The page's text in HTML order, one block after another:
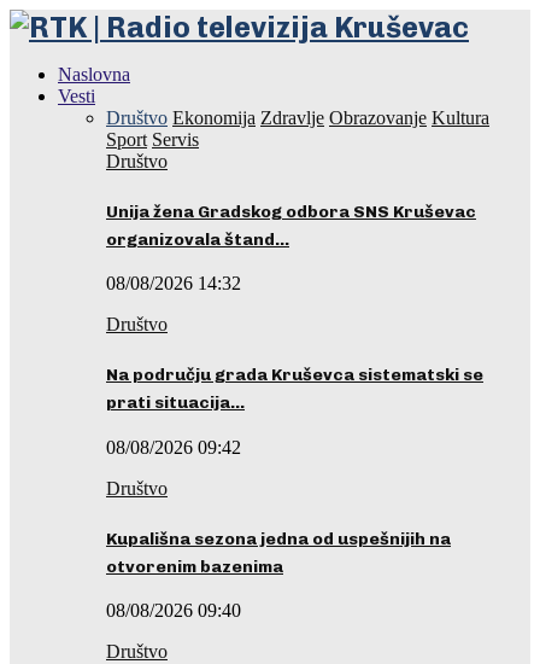
Naslovna
Vesti
Društvo Ekonomija Zdravlje Obrazovanje Kultura
Sport Servis
Društvo
Unija žena Gradskog odbora SNS Kruševac
organizovala štand…
08/08/2026 14:32
Društvo
Na području grada Kruševca sistematski se
prati situacija…
08/08/2026 09:42
Društvo
Kupališna sezona jedna od uspešnijih na
otvorenim bazenima
08/08/2026 09:40
Društvo